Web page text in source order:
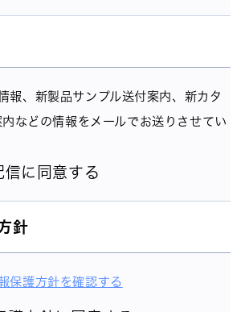
報、新製品サンプル送付案内、新カタ
などの情報をメールでお送りさせてい
信に同意する
針
保護方針を確認する